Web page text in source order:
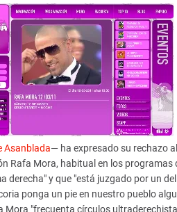
Asanblada— ha expresado su rechazo
Rafa Mora, habitual en los programas
derecha" y que "está juzgado por un
ponga un pie en nuestro pueblo
Mora "frecuenta círculos